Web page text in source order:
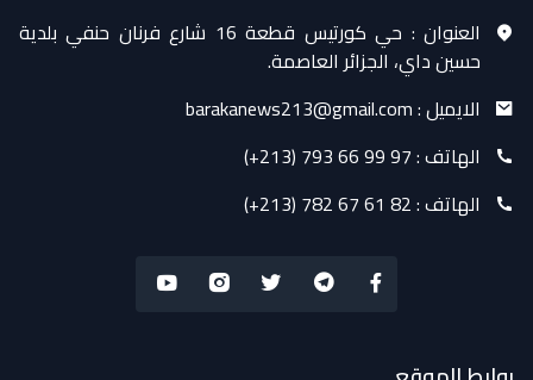
العنوان :
حي كورتيس قطعة 16 شارع فرنان حنفي بلدية
حسين داي، الجزائر العاصمة.
الايميل :barakanews213@gmail.com
الهاتف :(+213) 793 66 99 97
الهاتف :(+213) 782 67 61 82